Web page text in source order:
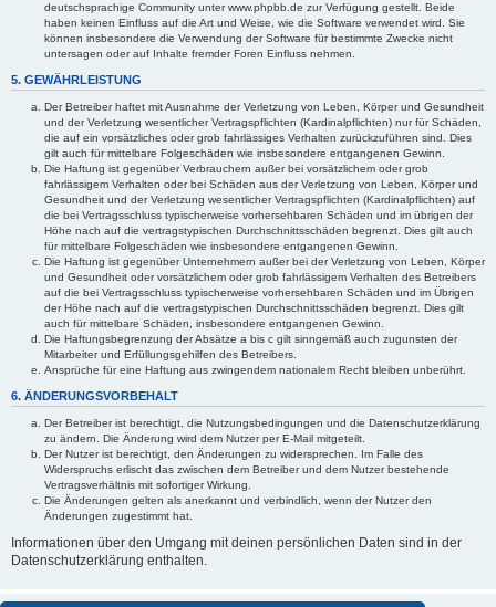
deutschsprachige Community unter www.phpbb.de zur Verfügung gestellt. Beide
haben keinen Einfluss auf die Art und Weise, wie die Software verwendet wird. Sie
können insbesondere die Verwendung der Software für bestimmte Zwecke nicht
untersagen oder auf Inhalte fremder Foren Einfluss nehmen.
5. GEWÄHRLEISTUNG
Der Betreiber haftet mit Ausnahme der Verletzung von Leben, Körper und Gesundheit
und der Verletzung wesentlicher Vertragspflichten (Kardinalpflichten) nur für Schäden,
die auf ein vorsätzliches oder grob fahrlässiges Verhalten zurückzuführen sind. Dies
gilt auch für mittelbare Folgeschäden wie insbesondere entgangenen Gewinn.
Die Haftung ist gegenüber Verbrauchern außer bei vorsätzlichem oder grob
fahrlässigem Verhalten oder bei Schäden aus der Verletzung von Leben, Körper und
Gesundheit und der Verletzung wesentlicher Vertragspflichten (Kardinalpflichten) auf
die bei Vertragsschluss typischerweise vorhersehbaren Schäden und im übrigen der
Höhe nach auf die vertragstypischen Durchschnittsschäden begrenzt. Dies gilt auch
für mittelbare Folgeschäden wie insbesondere entgangenen Gewinn.
Die Haftung ist gegenüber Unternehmern außer bei der Verletzung von Leben, Körper
und Gesundheit oder vorsätzlichem oder grob fahrlässigem Verhalten des Betreibers
auf die bei Vertragsschluss typischerweise vorhersehbaren Schäden und im Übrigen
der Höhe nach auf die vertragstypischen Durchschnittsschäden begrenzt. Dies gilt
auch für mittelbare Schäden, insbesondere entgangenen Gewinn.
Die Haftungsbegrenzung der Absätze a bis c gilt sinngemäß auch zugunsten der
Mitarbeiter und Erfüllungsgehilfen des Betreibers.
Ansprüche für eine Haftung aus zwingendem nationalem Recht bleiben unberührt.
6. ÄNDERUNGSVORBEHALT
Der Betreiber ist berechtigt, die Nutzungsbedingungen und die Datenschutzerklärung
zu ändern. Die Änderung wird dem Nutzer per E-Mail mitgeteilt.
Der Nutzer ist berechtigt, den Änderungen zu widersprechen. Im Falle des
Widerspruchs erlischt das zwischen dem Betreiber und dem Nutzer bestehende
Vertragsverhältnis mit sofortiger Wirkung.
Die Änderungen gelten als anerkannt und verbindlich, wenn der Nutzer den
Änderungen zugestimmt hat.
Informationen über den Umgang mit deinen persönlichen Daten sind in der
Datenschutzerklärung enthalten.